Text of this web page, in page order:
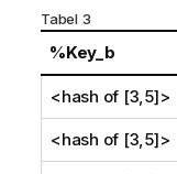
Tabel 3
%Key_b
<hash of [3,5]>
<hash of [3,5]>